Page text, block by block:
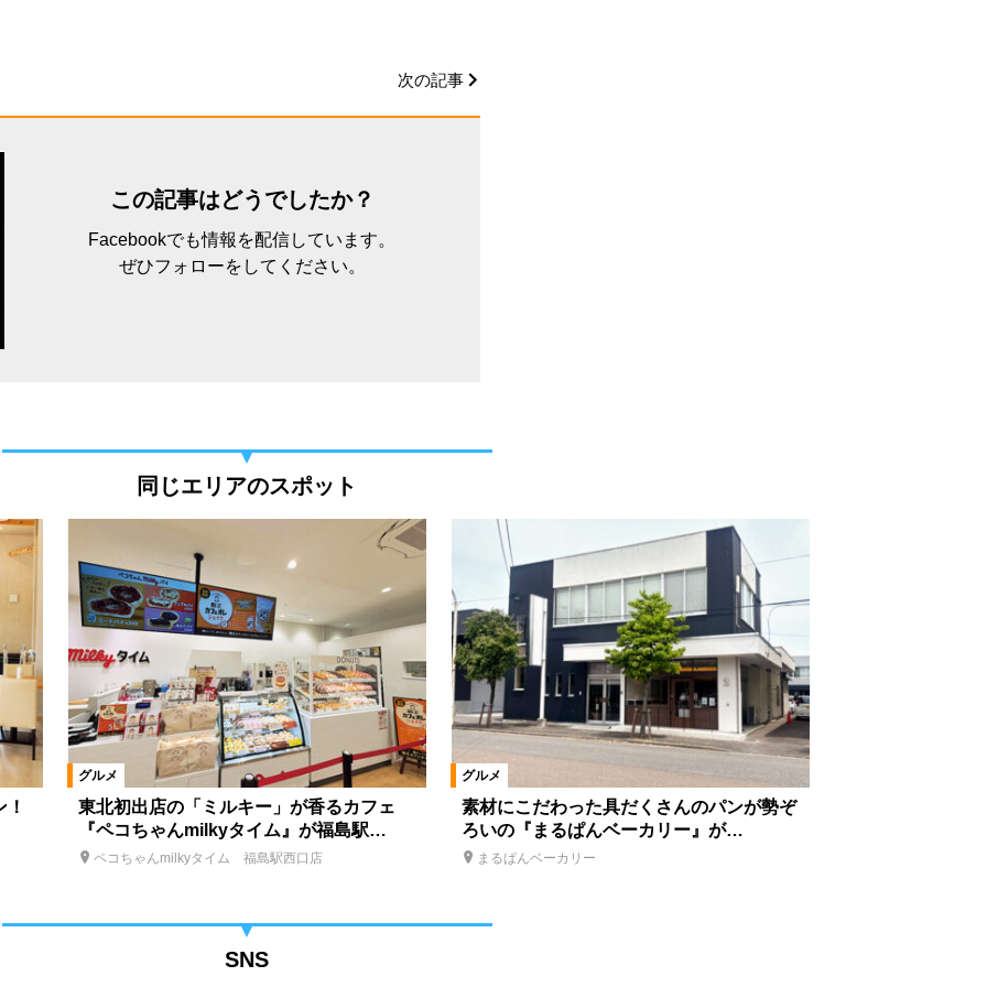
次の記事
この記事はどうでしたか？
Facebookでも情報を配信しています。
ぜひフォローをしてください。
同じエリアのスポット
グルメ
東北初出店の「ミルキー」が香るカフェ
『ペコちゃんmilkyタイム』が福島駅…
ペコちゃんmilkyタイム 福島駅西口店
グルメ
素材にこだわった具だくさんのパンが勢ぞ
ろいの『まるぱんベーカリー』が…
まるぱんベーカリー
SNS